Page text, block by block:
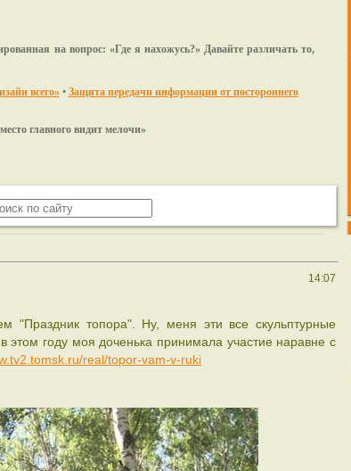
на вопрос: «Где я нахожусь?» Давайте различать то,
всего»• Защита передачи информации от постороннего
видит мелочи»
14:07
"Праздник топора". Ну, меня эти все скульптурные
году моя доченька принимала участие наравне с
real/topor-vam-v-ruki